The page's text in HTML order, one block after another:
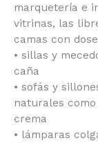
marquetería e
vitrinas, las
camas con
• sillas y
caña
• sofás y
naturales
crema
• lámparas